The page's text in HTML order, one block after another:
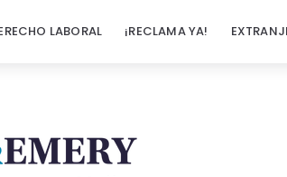
LABORAL ¡RECLAMA YA!